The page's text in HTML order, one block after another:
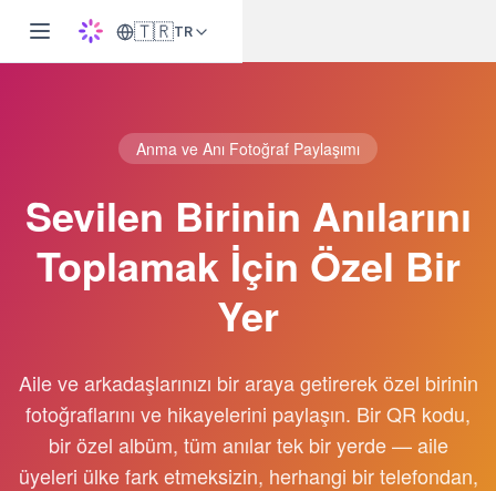
🇹🇷TR
Anma ve Anı Fotoğraf Paylaşımı
Sevilen Birinin Anılarını
Toplamak İçin Özel Bir
Yer
Aile ve arkadaşlarınızı bir araya getirerek özel birinin
fotoğraflarını ve hikayelerini paylaşın. Bir QR kodu,
bir özel albüm, tüm anılar tek bir yerde — aile
üyeleri ülke fark etmeksizin, herhangi bir telefondan,